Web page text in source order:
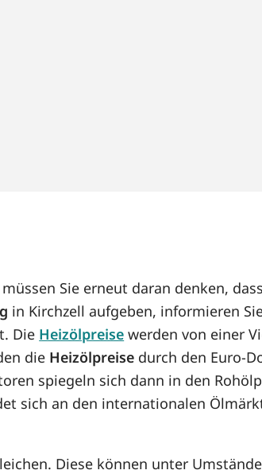
Sie erneut daran denken,
in Kirchzell aufgeben, informieren
Die Heizölpreise werden von einer
die Heizölpreise durch den Euro-
spiegeln sich dann in den
sich an den internationalen
Diese können unter